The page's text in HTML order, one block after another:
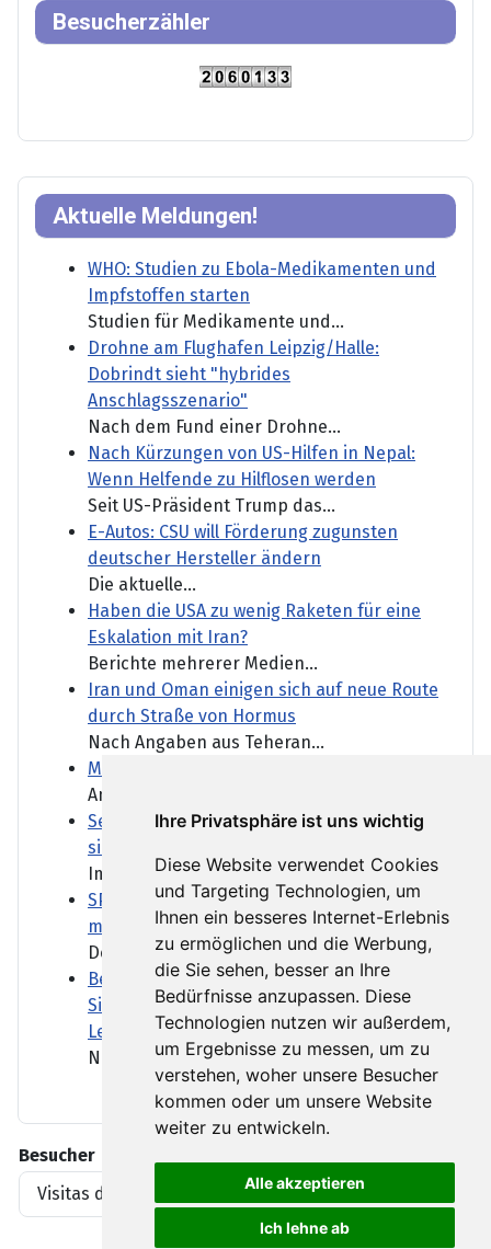
Ihre Privatsphäre ist uns wichtig
Diese Website verwendet Cookies
und Targeting Technologien, um
Ihnen ein besseres Internet-Erlebnis
zu ermöglichen und die Werbung,
die Sie sehen, besser an Ihre
Bedürfnisse anzupassen. Diese
Technologien nutzen wir außerdem,
um Ergebnisse zu messen, um zu
verstehen, woher unsere Besucher
kommen oder um unsere Website
weiter zu entwickeln.
Alle akzeptieren
Ich lehne ab
Aktuelle Meldungen!
WHO: Studien zu Ebola-Medikamenten und
Impfstoffen starten
Studien für Medikamente und...
Drohne am Flughafen Leipzig/Halle:
Dobrindt sieht "hybrides
Anschlagsszenario"
Nach dem Fund einer Drohne...
Nach Kürzungen von US-Hilfen in Nepal:
Wenn Helfende zu Hilflosen werden
Seit US-Präsident Trump das...
E-Autos: CSU will Förderung zugunsten
deutscher Hersteller ändern
Die aktuelle...
Haben die USA zu wenig Raketen für eine
Eskalation mit Iran?
Berichte mehrerer Medien...
Iran und Oman einigen sich auf neue Route
durch Straße von Hormus
Nach Angaben aus Teheran...
Marktbericht: DAX beendet Klettertour
Am Morgen hatte der DAX noch...
Senats-Vorwahl in Michigan: El-Sayed
sichert sich Kandidatur für Demokraten
Im US-Bundesstaat Michigan...
SPD uneins über Abschaffung der Rente
mit 63
Der Plan der...
Behörden: "Sehr ernster
Sicherheitsvorfall" am Flughafen
Leipzig/Halle
Nach dem Fund einer Drohne...
Besucherzähler
Besucher
Visitas del artículo